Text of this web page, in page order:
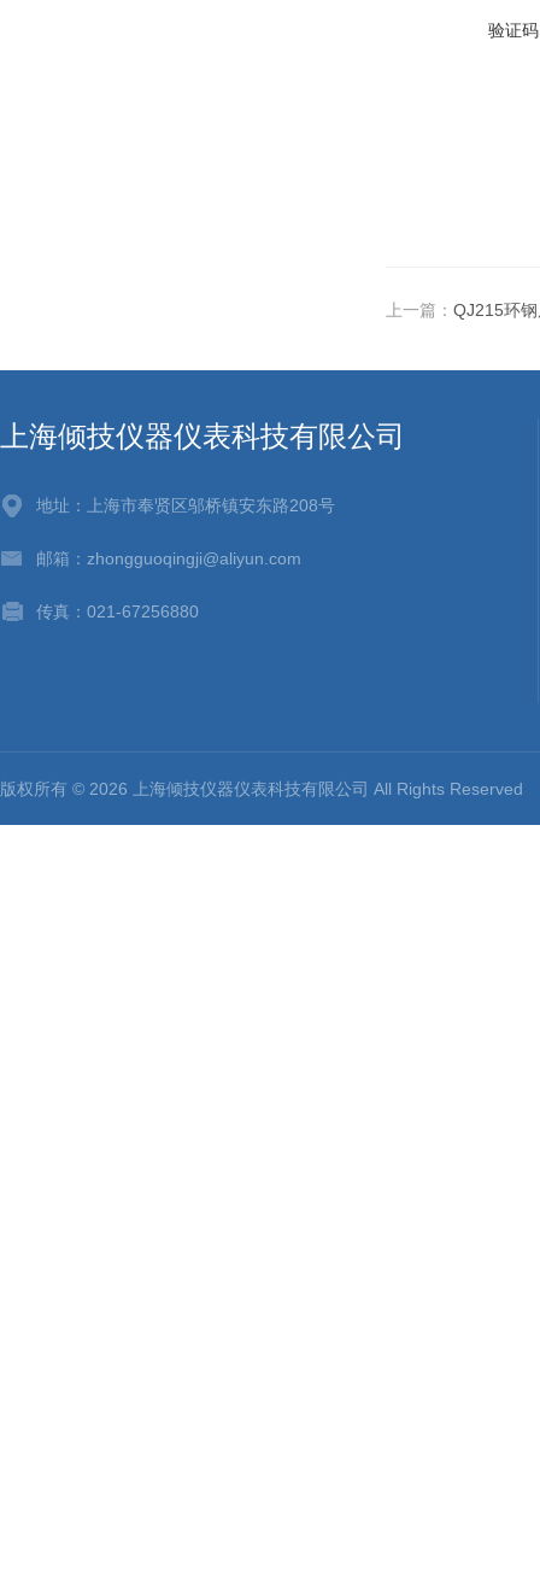
验证
上一篇： QJ215环
上海倾技仪器仪表科技有限公司
地址：上海市奉贤区邬桥镇安东路208号
邮箱：zhongguoqingji@aliyun.com
传真：021-67256880
版权所有 © 2026 上海倾技仪器仪表科技有限公司 All Rights